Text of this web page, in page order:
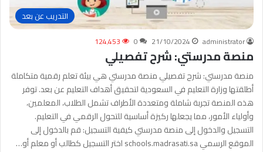
التدريب عن بعد
administrator
21/10/2024
0 124٬453
منصة مدرستي: شرح تفصيلي
منصة مدرستي: شرح تفصيلي منصة مدرستي هي بيئة تعلم رقمية متكاملة
أطلقتها وزارة التعليم في السعودية لتحقيق أهداف التعليم عن بعد. توفر
هذه المنصة تجربة شاملة ومتعددة الأطراف تشمل الطلاب، المعلمين،
وأولياء الأمور، مما يجعلها ركيزة أساسية للتحول الرقمي في التعليم.
التسجيل والدخول إلى منصة مدرستي كيفية التسجيل: قم بالدخول إلى
الموقع الرسمي schools.madrasati.sa اختر التسجيل كطالب أو معلم أو…